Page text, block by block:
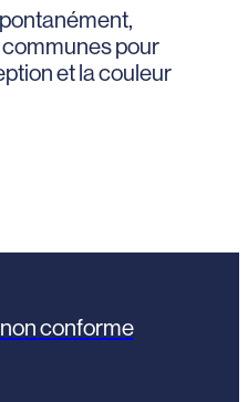
pour
et la couleur
conforme